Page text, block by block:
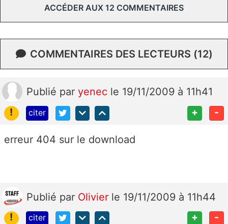
ACCÉDER AUX 12 COMMENTAIRES
COMMENTAIRES DES LECTEURS (12)
Publié par yenec le 19/11/2009 à 11h41
!
citer + -
erreur 404 sur le download
Publié par Olivier le 19/11/2009 à 11h44
!
citer + -